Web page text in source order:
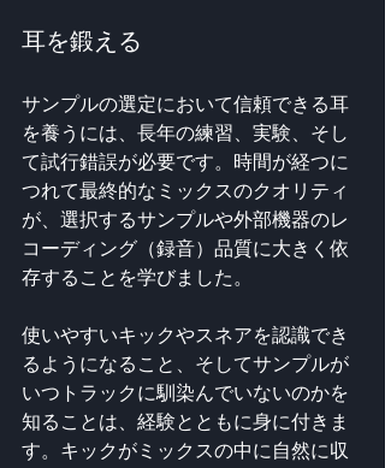
耳を鍛える
サンプルの選定において信頼できる耳
を養うには、長年の練習、実験、そし
て試行錯誤が必要です。時間が経つに
つれて最終的なミックスのクオリティ
が、選択するサンプルや外部機器のレ
コーディング（録音）品質に大きく依
存することを学びました。
使いやすいキックやスネアを認識でき
るようになること、そしてサンプルが
いつトラックに馴染んでいないのかを
知ることは、経験とともに身に付きま
す。キックがミックスの中に自然に収